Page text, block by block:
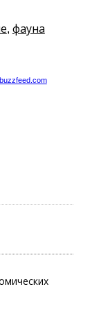
, фауна
buzzfeed.com